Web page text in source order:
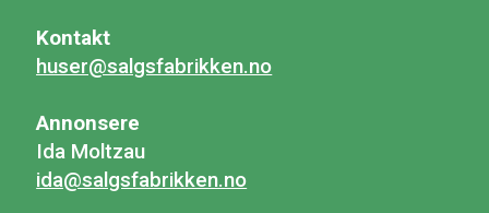
Kontakt
huser@salgsfabrikken.no
Annonsere
Ida Moltzau
ida@salgsfabrikken.no